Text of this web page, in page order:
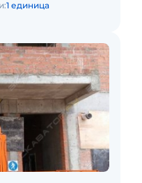
1 единица